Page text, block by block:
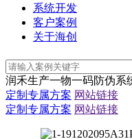
系统开发
客户案例
关于海创
润禾生产一物一码防伪系
定制专属方案 网站链接
定制专属方案 网站链接